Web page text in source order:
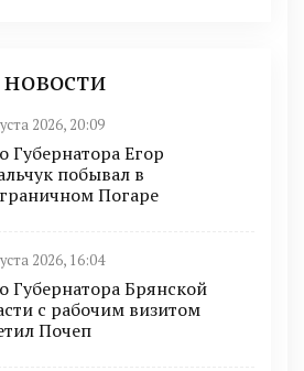
2026, 20:09
Губернатора Егор
побывал в
Погаре
2026, 16:04
Губернатора Брянской
с рабочим визитом
Почеп